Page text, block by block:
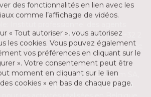
des fonctionnalités en lien avec les
comme l’affichage de vidéos.
« Tout autoriser », vous autorisez
les cookies. Vous pouvez également
vos préférences en cliquant sur le
». Votre consentement peut être
moment en cliquant sur le lien
cookies » en bas de chaque page.
Luxembourg 16B, 1000 Bruxelles (+32 2
- Soumis aucode déontologique de
et cautionnement via AXA Belgium SA,
Bruxelles – police n°730.390.160